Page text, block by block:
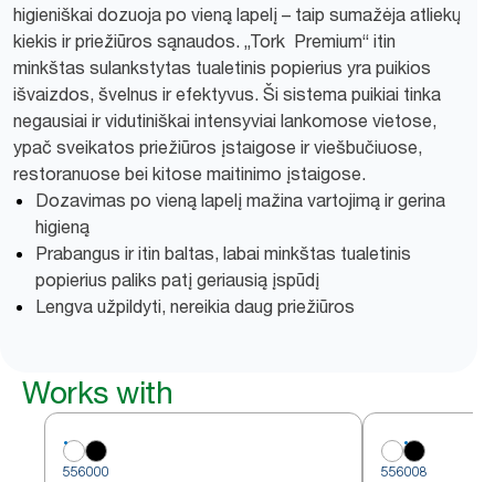
higieniškai dozuoja po vieną lapelį – taip sumažėja atliekų
kiekis ir priežiūros sąnaudos. „Tork Premium“ itin
minkštas sulankstytas tualetinis popierius yra puikios
išvaizdos, švelnus ir efektyvus. Ši sistema puikiai tinka
negausiai ir vidutiniškai intensyviai lankomose vietose,
ypač sveikatos priežiūros įstaigose ir viešbučiuose,
restoranuose bei kitose maitinimo įstaigose.
Dozavimas po vieną lapelį mažina vartojimą ir gerina
higieną
Prabangus ir itin baltas, labai minkštas tualetinis
popierius paliks patį geriausią įspūdį
Lengva užpildyti, nereikia daug priežiūros
Works with
556000 556008